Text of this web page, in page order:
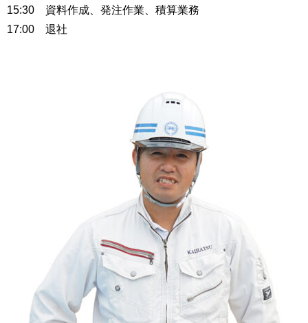
15:30 資料作成、発注作業、積算業務
17:00 退社